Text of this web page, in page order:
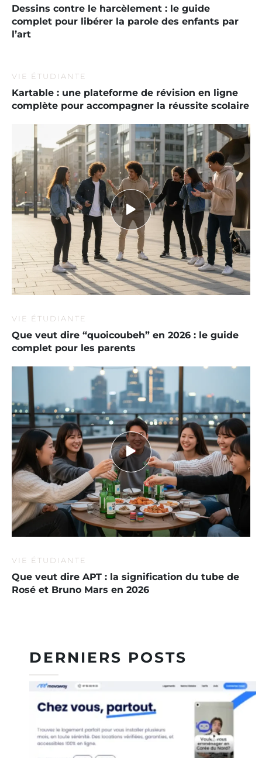
DERNIERS POSTS
Dessins contre le harcèlement : le guide
complet pour libérer la parole des enfants par
l’art
VIE ÉTUDIANTE
Kartable : une plateforme de révision en ligne
complète pour accompagner la réussite scolaire
VIE ÉTUDIANTE
Que veut dire “quoicoubeh” en 2026 : le guide
complet pour les parents
VIE ÉTUDIANTE
Que veut dire APT : la signification du tube de
Rosé et Bruno Mars en 2026